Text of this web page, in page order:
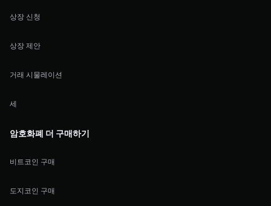
상장 신청
상장 제안
거래 시물레이션
세
암호화폐 더 구매하기
비트코인 구매
도지코인 구매